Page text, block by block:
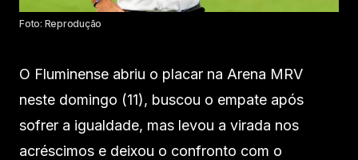
Foto: Reprodução
O Fluminense abriu o placar na Arena MRV
neste domingo (11), buscou o empate após
sofrer a igualdade, mas levou a virada nos
acréscimos e deixou o confronto com o